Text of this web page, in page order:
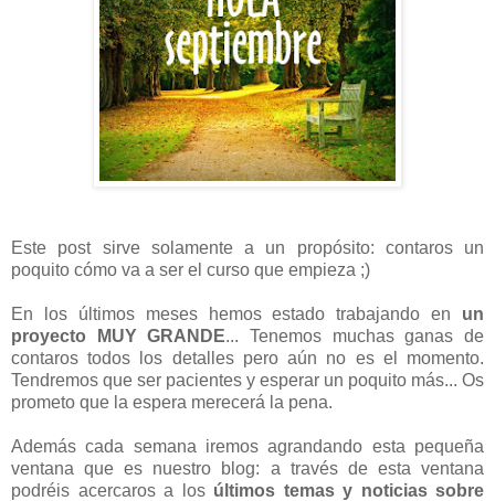
Este post sirve solamente a un propósito: contaros un
poquito cómo va a ser el curso que empieza ;)
En los últimos meses hemos estado trabajando en un
proyecto MUY GRANDE... Tenemos muchas ganas de
contaros todos los detalles pero aún no es el momento.
Tendremos que ser pacientes y esperar un poquito más... Os
prometo que la espera merecerá la pena.
Además cada semana iremos agrandando esta pequeña
ventana que es nuestro blog: a través de esta ventana
podréis acercaros a los últimos temas y noticias sobre